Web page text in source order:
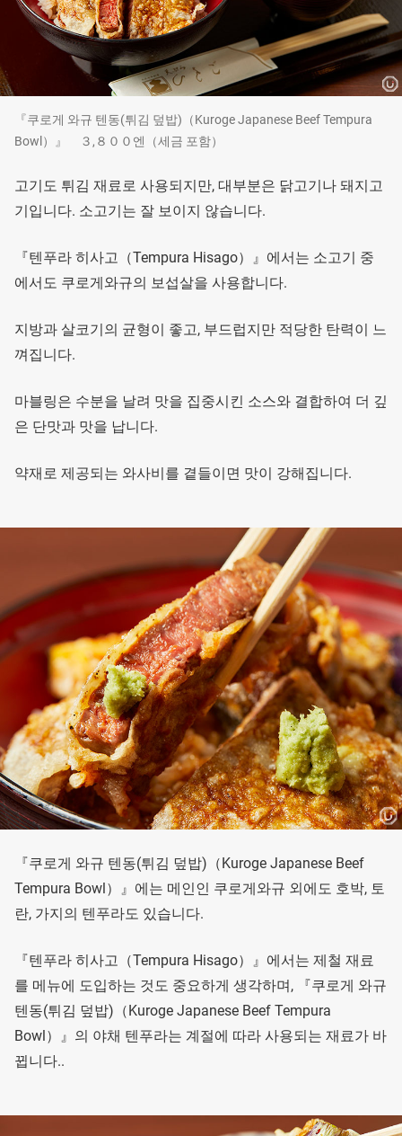
『쿠로게 와규 텐동(튀김 덮밥)（Kuroge Japanese Beef Tempura
Bowl）』 ３,８００엔（세금 포함）
고기도 튀김 재료로 사용되지만, 대부분은 닭고기나 돼지고
기입니다. 소고기는 잘 보이지 않습니다.
『텐푸라 히사고（Tempura Hisago）』에서는 소고기 중
에서도 쿠로게와규의 보섭살을 사용합니다.
지방과 살코기의 균형이 좋고, 부드럽지만 적당한 탄력이 느
껴집니다.
마블링은 수분을 날려 맛을 집중시킨 소스와 결합하여 더 깊
은 단맛과 맛을 납니다.
약재로 제공되는 와사비를 곁들이면 맛이 강해집니다.
『쿠로게 와규 텐동(튀김 덮밥)（Kuroge Japanese Beef
Tempura Bowl）』에는 메인인 쿠로게와규 외에도 호박, 토
란, 가지의 텐푸라도 있습니다.
『텐푸라 히사고（Tempura Hisago）』에서는 제철 재료
를 메뉴에 도입하는 것도 중요하게 생각하며, 『쿠로게 와규
텐동(튀김 덮밥)（Kuroge Japanese Beef Tempura
Bowl）』의 야채 텐푸라는 계절에 따라 사용되는 재료가 바
뀝니다..